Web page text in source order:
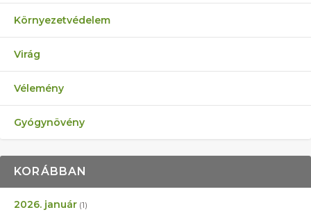
Környezetvédelem
Virág
Vélemény
Gyógynövény
KORÁBBAN
2026. január (1)